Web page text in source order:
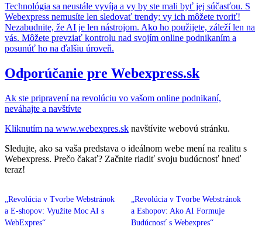
Technológia sa neustále vyvíja a vy by ste mali byť jej súčasťou. S
Webexpress nemusíte len sledovať trendy; vy ich môžete tvoriť!
Nezabudnite, že AI je len nástrojom. Ako ho použijete, záleží len na
vás. Môžete prevziať kontrolu nad svojím online podnikaním a
posunúť ho na ďalšiu úroveň.
Odporúčanie pre Webexpress.sk
Ak ste pripravení na revolúciu vo vašom online podnikaní,
neváhajte a navštívte
Kliknutím na www.webexpres.sk navštívite webovú stránku.
Sledujte, ako sa vaša predstava o ideálnom webe mení na realitu s
Webexpress. Prečo čakať? Začnite riadiť svoju budúcnosť hneď
teraz!
„Revolúcia v Tvorbe Webstránok
a E-shopov: Využite Moc AI s
WebExpres“
„Revolúcia v Tvorbe Webstránok
a Eshopov: Ako AI Formuje
Budúcnosť s Webexpres“